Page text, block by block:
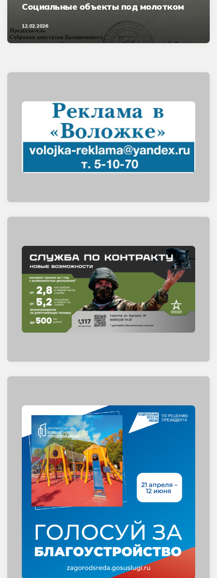
Социальные объекты под молотком
12.02.2026